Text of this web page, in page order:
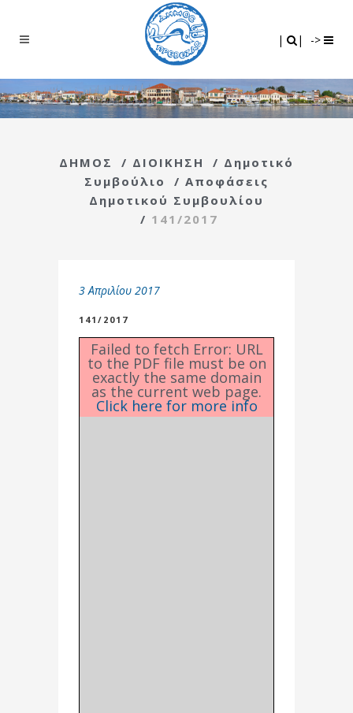
| | ->
ΔΗΜΟΣ / ΔΙΟΙΚΗΣΗ / Δημοτικό
Συμβούλιο
/ Αποφάσεις
Δημοτικού Συμβουλίου
/ 141/2017
3 Απριλίου 2017
141/2017
Failed to fetch Error: URL
to the PDF file must be on
exactly the same domain
as the current web page.
Click here for more info